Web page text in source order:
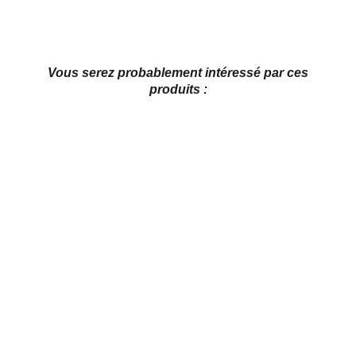
Vous serez probablement intéressé par ces
produits :